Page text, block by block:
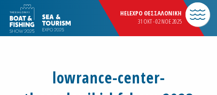
HELEXPO ΘΕΣΣΑΛΟΝΙΚΗ
31 OKT - 02 NOE 2025
lowrance-center-